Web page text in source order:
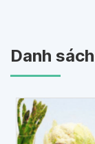
Danh